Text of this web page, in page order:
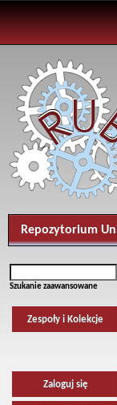
navigation
Repozytorium
Szukanie zaawansowane
Zespoły i Kolekcje
Zaloguj się